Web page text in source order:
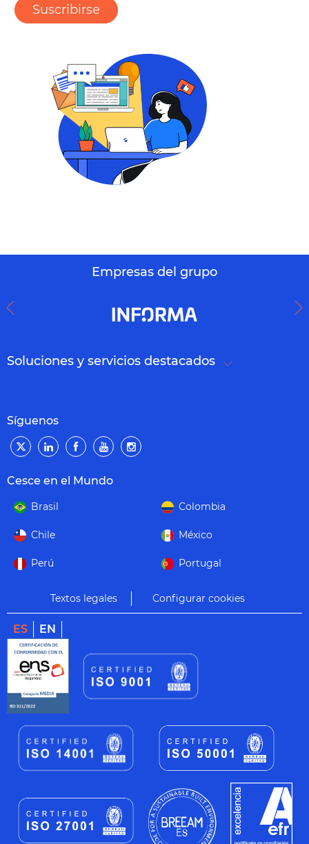
Empresas del grupo
Soluciones y servicios destacados
Síguenos
Cesce en el Mundo
Brasil Colombia
Chile México
Perú Portugal
Textos legales Configurar cookies
ES EN